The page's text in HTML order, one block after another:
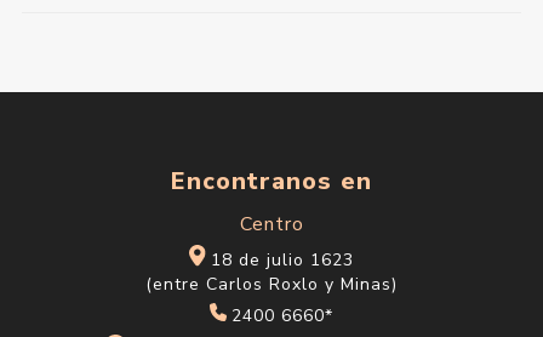
Encontranos en
Centro
18 de julio 1623
(entre Carlos Roxlo y Minas)
2400 6660*